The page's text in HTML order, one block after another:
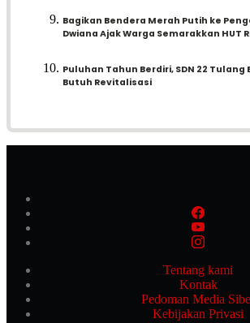
Bagikan Bendera Merah Putih ke
Dwiana Ajak Warga Semarakkan HUT
Puluhan Tahun Berdiri, SDN 22 Tulang
Butuh Revitalisasi
Tentang kami
Kontak
Pedoman Media
Kebijakan Privasi